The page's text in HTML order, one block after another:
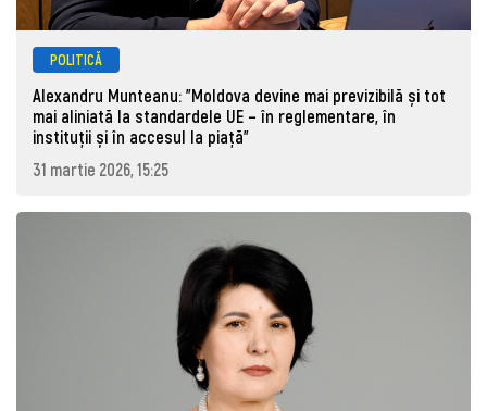
POLITICĂ
Alexandru Munteanu: "Moldova devine mai previzibilă și tot
mai aliniată la standardele UE – în reglementare, în
instituții și în accesul la piață"
31 martie 2026, 15:25